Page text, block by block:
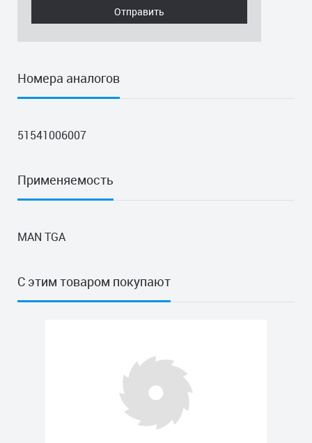
Отправить
Номера аналогов
51541006007
Применяемость
MAN TGA
С этим товаром покупают